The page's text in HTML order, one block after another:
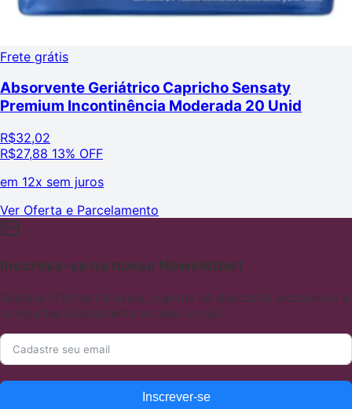
Frete grátis
Absorvente Geriátrico Capricho Sensaty
Premium Incontinência Moderada 20 Unid
R$32,02
R$27,88 13% OFF
em 12x sem juros
Ver Oferta e Parcelamento
Inscreva-se na nossa Newsletter!
Receba ofertas incríveis, cupons de desconto exclusivos e
novidades diretamente no seu e-mail.
Inscrever-se